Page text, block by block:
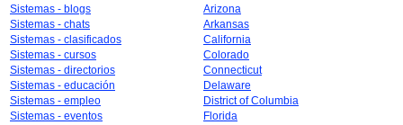
Sistemas - blogs
Sistemas - chats
Sistemas - clasificados
Sistemas - cursos
Sistemas - directorios
Sistemas - educación
Sistemas - empleo
Sistemas - eventos
Arizona
Arkansas
California
Colorado
Connecticut
Delaware
District of Columbia
Florida